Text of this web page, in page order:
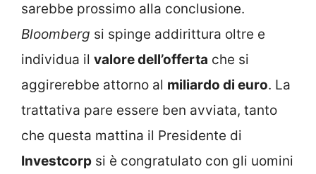
sarebbe prossimo alla conclusione.
Bloomberg si spinge addirittura oltre e
individua il valore dell’offerta che si
aggirerebbe attorno al miliardo di euro. La
trattativa pare essere ben avviata, tanto
che questa mattina il Presidente di
Investcorp si è congratulato con gli uomini